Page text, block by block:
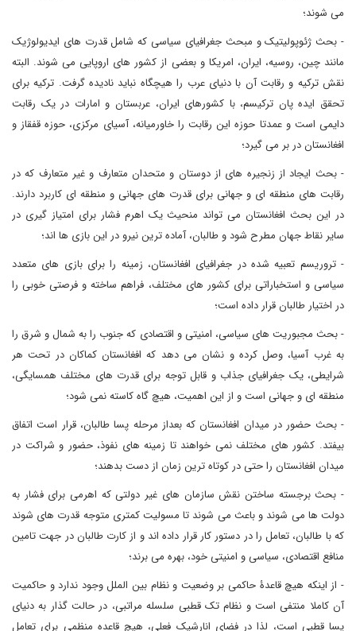
می شوند؛
- بحث ژئوپولیتیک و مبحث جغرافیای سیاسی که شامل قدرت های ایدیولوژیک
مانند چین، روسیه، ایران، امریکا و بعضی از کشور های اروپایی می شوند. البته
نقش ترکیه و رقابت آن با دنیای عرب را هیچگاه نباید نادیده گرفت. ترکیه برای
تحقق ایده پان ترکیسم، با کشورهای ایران، عربستان و امارات در یک رقابت
دایمی است و عمدتا حوزه این رقابت را خاورمیانه، آسیای مرکزی، حوزه قفقاز و
افغانستان در بر می گیرد؛
- بحث ایجاد از زنجیره های از دوستان و متحدان متعارف و غیر متعارف که در
رقابت های منطقه ای و جهانی برای قدرت های جهانی و منطقه ای کاربرد دارند.
در این بحث افغانستان می تواند منحیث یک اهرم فشار برای امتیاز گیری در
سایر نقاط جهان مطرح شود و طالبان، آماده ترین نیرو در این بازی ها اند؛
- تروریسم تعبیه شده در جغرافیای افغانستان، زمینه را برای بازی های متعدد
سیاسی و استخباراتی برای کشور های مختلف، فراهم ساخته و فرصتی خوبی را
در اختیار طالبان قرار داده است؛
- بحث مجبوریت های سیاسی، امنیتی و اقتصادی که جنوب را به شمال و شرق را
به غرب آسیا، وصل کرده و نشان می دهد که افغانستان کماکان در تحت هر
شرایطی، یک جغرافیای جذاب و قابل توجه برای قدرت های مختلف همسایگی،
منطقه ای و جهانی است و از این اهمیت، هیچ گاه کاسته نمی شود؛
- بحث حضور در میدان افغانستان که بعداز مرحله پسا طالبان، قرار است اتفاق
بیفتد. کشور های مختلف نمی خواهند تا زمینه های نفوذ، حضور و شراکت در
میدان افغانستان را حتی در کوتاه ترین زمان از دست بدهند؛
- بحث برجسته ساختن نقش سازمان های غیر دولتی که اهرمی برای فشار به
دولت ها می شوند و باعث می شوند تا مسولیت کمتری متوجه قدرت های شوند
که با طالبان، تعامل را در دستور کار قرار داده اند و از کارت طالبان در جهت تامین
منافع اقتصادی، سیاسی و امنیتی خود، بهره می برند؛
- از اینکه هیچ قاعدۀ حاکمی بر وضعیت و نظام بین الملل وجود ندارد و حاکمیت
آن کاملا منتفی است و نظام تک قطبی سلسله مراتبی، در حالت گذار به دنیای
پسا قطبی است، لذا در فضای انارشیک فعلی، هیچ قاعده منظمی برای تعامل